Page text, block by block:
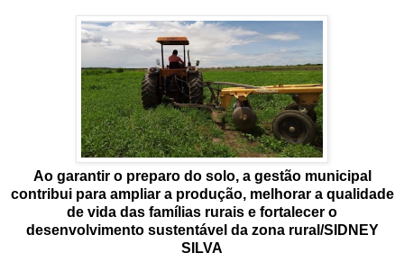
Ao garantir o preparo do solo, a gestão municipal
contribui para ampliar a produção, melhorar a qualidade
de vida das famílias rurais e fortalecer o
desenvolvimento sustentável da zona rural/SIDNEY
SILVA